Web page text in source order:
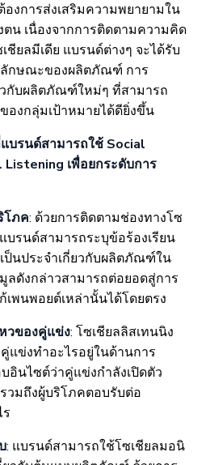
งการส่งเสริมความพยายามใน
เนื่องจากการติดตามความคิด
ชียลมีเดีย แบรนด์ต่างๆ จะได้รับ
กษณะของผลิตภัณฑ์ การ
กับผลิตภัณฑ์ใหม่ๆ ที่สามารถ
องกลุ่มเป้าหมายได้ดียิ่งขึ้น
บรนด์สามารถใช้ Social
เพื่อยกระดับการ
โภค: ด้วยการติดตามช่องทางโซ
บรนด์สามารถระบุข้อร้องเรียน
นประจำเกี่ยวกับผลิตภัณฑ์ใน
ดังกล่าวสามารถต่อยอดสู่การ
นพอยต์เหล่านั้นได้โดยตรง
วของคู่แข่ง: โซเชียลลิสเทนนิง
แข่งทำอะไรอยู่ในด้านการ
นไซต์ว่าคู่แข่งกำลังเปิดตัว
มถึงผู้บริโภคตอบรับต่อ
: แบรนด์สามารถใช้โซเชียลมอนิ